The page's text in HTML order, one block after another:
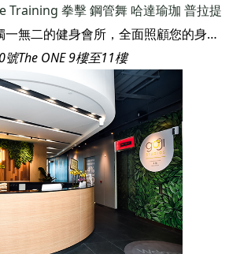
Training 拳擊鋼管舞 哈達瑜珈 普拉提
Goji Studios是一間獨一無二的健身會所，全面照顧您的身心靈健康。我們深信， 只要您了解身體如何運作，再配合適當的飲食和運動來滋養身體，您將從內到外看到成果。 我們相信，即使生活在繁華的香港，只要您願意，您也可以活得健康。
The ONE 9樓至11樓